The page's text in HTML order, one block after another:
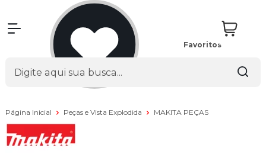
Favoritos
Página Inicial Peças e Vista Explodida MAKITA PEÇAS